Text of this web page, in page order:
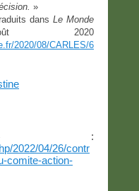
»
dans Le Monde
2020
2020/08/CARLES/6
5 :
2022/04/26/contr
comite-action-